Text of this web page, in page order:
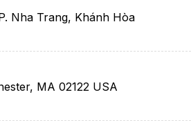
Nha Trang, Khánh Hòa
MA 02122 USA